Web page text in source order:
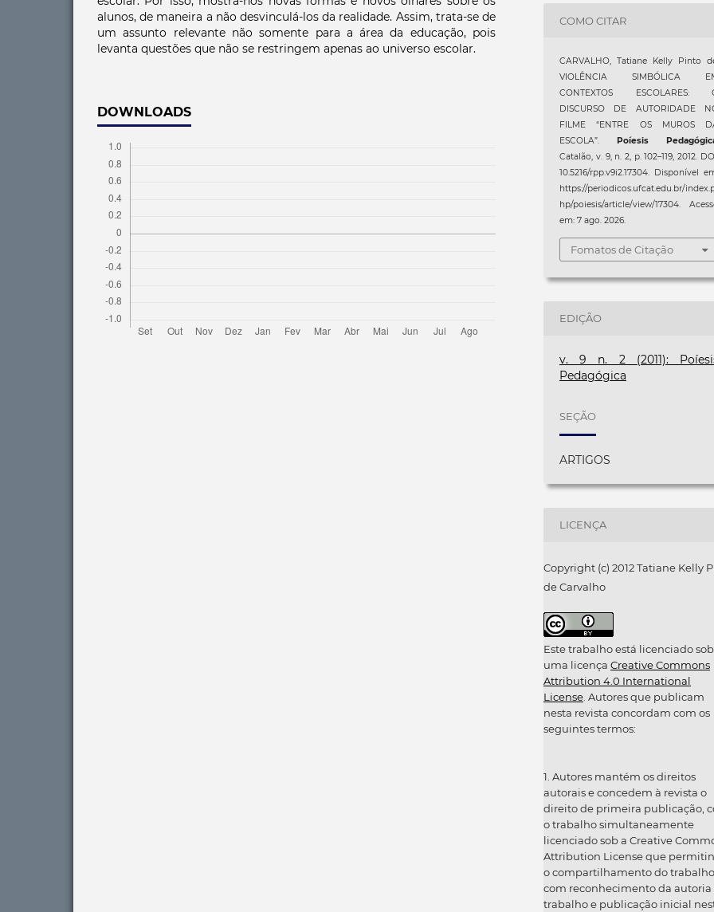
alunos, de maneira a não desvinculá-los da realidade. Assim, trata-se de
um assunto relevante não somente para a área da educação, pois
levanta questões que não se restringem apenas ao universo escolar.
DOWNLOADS
COMO CITAR
CARVALHO, Tatiane Kelly Pinto
VIOLÊNCIA SIMBÓLICA
CONTEXTOS ESCOLARES:
DISCURSO DE AUTORIDADE
FILME “ENTRE OS MUROS
ESCOLA”.
Poíesis
Catalão, v. 9, n. 2, p. 102–119, 2012.
10.5216/rpp.v9i2.17304. Disponível
https://periodicos.ufcat.edu.br/
hp/poiesis/article/view/17304.
em: 7 ago. 2026.
Fomatos de Citação
EDIÇÃO
v. 9 n. 2 (2011):
Pedagógica
SEÇÃO
ARTIGOS
LICENÇA
Copyright (c) 2012 Tatiane Kelly
de Carvalho
Este trabalho está licenciado sob
uma licença Creative Commons
Attribution 4.0 International
License . Autores que publicam
nesta revista concordam com os
seguintes termos:
1. Autores mantém os direitos
autorais e concedem à revista o
direito de primeira publicação,
o trabalho simultaneamente
licenciado sob a Creative
Attribution License que
o compartilhamento do trabalho
com reconhecimento da autoria
trabalho e publicação inicial